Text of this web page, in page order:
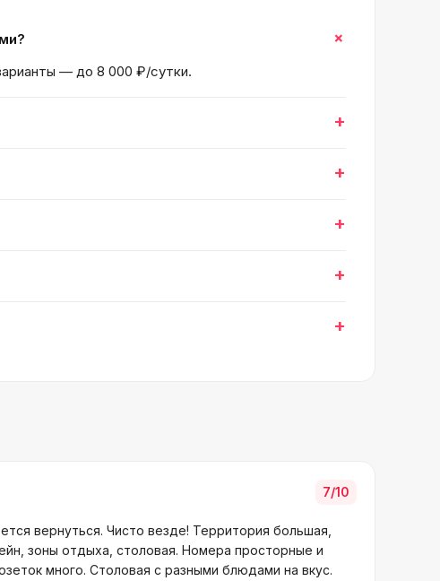
+
— до 8 000 ₽/сутки.
+
+
+
+
+
7/10
вернуться. Чисто везде! Территория большая,
зоны отдыха, столовая. Номера просторные и
много. Столовая с разными блюдами на вкус.